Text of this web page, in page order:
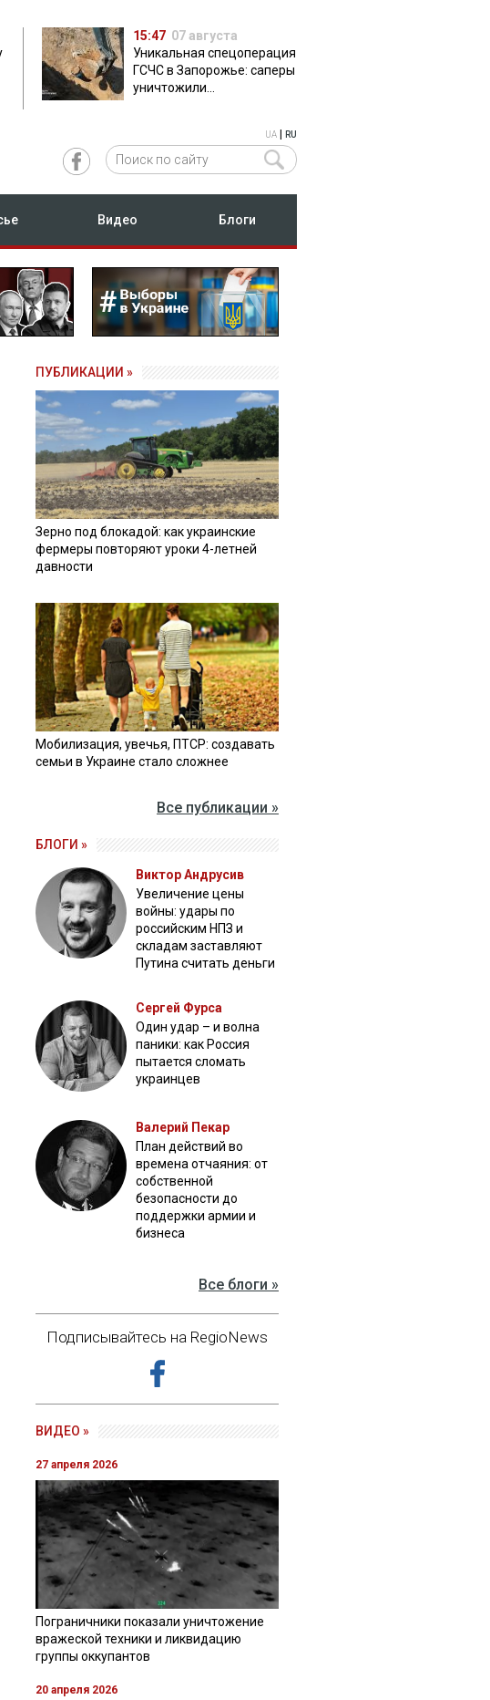
15:47 07 августа
Уникальная спецоперация
ГСЧС в Запорожье: саперы
уничтожили
UA RU
Видео Блоги
ПУБЛИКАЦИИ »
Зерно под блокадой: как украинские
фермеры повторяют уроки 4-летней
давности
Мобилизация, увечья, ПТСР: создавать
семьи в Украине стало сложнее
Все публикации »
БЛОГИ »
Виктор Андрусив
Увеличение цены
войны: удары по
российским НПЗ и
складам заставляют
Путина считать деньги
Сергей Фурса
Один удар – и волна
паники: как Россия
пытается сломать
украинцев
Валерий Пекар
План действий во
времена отчаяния: от
собственной
безопасности до
поддержки армии и
бизнеса
Все блоги »
Подписывайтесь на RegioNews
ВИДЕО »
27 апреля 2026
Пограничники показали уничтожение
вражеской техники и ликвидацию
группы оккупантов
20 апреля 2026